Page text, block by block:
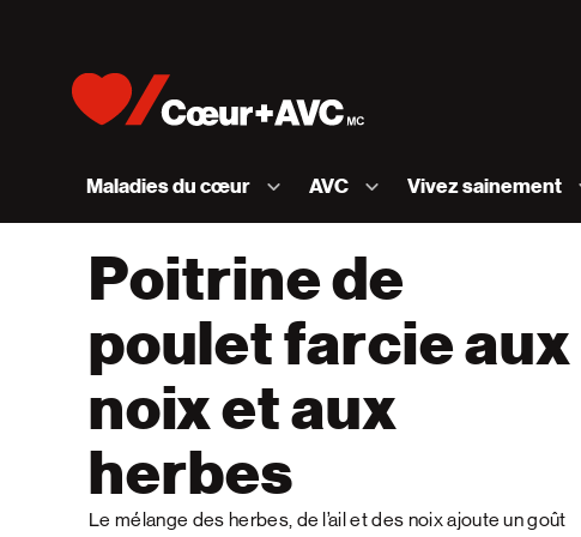
Maladies du cœur AVC Vivez sainement
Poitrine de
poulet farcie aux
noix et aux
herbes
Le mélange des herbes, de l’ail et des noix ajoute un goût